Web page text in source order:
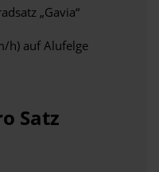
„Gavia“
h) auf Alufelge
Satz